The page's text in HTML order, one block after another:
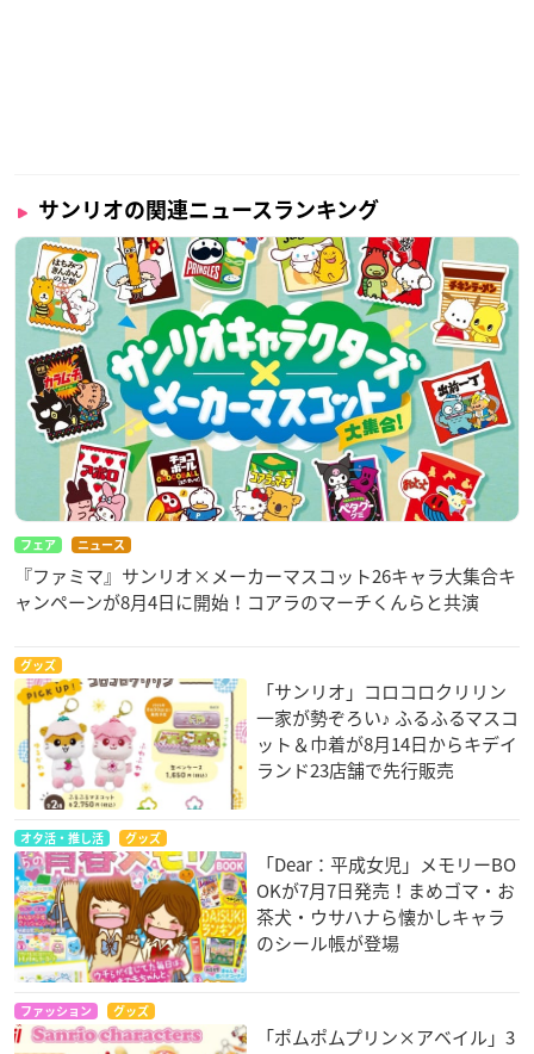
サンリオの関連ニュースランキング
フェア ニュース
『ファミマ』サンリオ×メーカーマスコット26キャラ大集合キ
ャンペーンが8月4日に開始！コアラのマーチくんらと共演
グッズ
「サンリオ」コロコロクリリン
一家が勢ぞろい♪ ふるふるマスコ
ット＆巾着が8月14日からキデイ
ランド23店舗で先行販売
オタ活・推し活 グッズ
「Dear：平成女児」メモリーBO
OKが7月7日発売！まめゴマ・お
茶犬・ウサハナら懐かしキャラ
のシール帳が登場
ファッション グッズ
「ポムポムプリン×アベイル」3